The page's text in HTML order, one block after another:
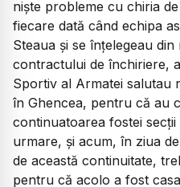
niște probleme cu chiria
fiecare dată când echipa
Steaua și se înțelegeau
contractului de închiriere,
Sportiv al Armatei salutau
în Ghencea, pentru că au
continuatoarea fostei
urmare, și acum, în ziua
de această continuitate,
pentru că acolo a fost